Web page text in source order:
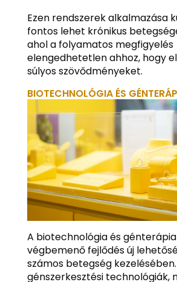
Ezen rendszerek alkalmazása
fontos lehet krónikus
ahol a folyamatos megfigyelés
elengedhetetlen ahhoz, hogy
súlyos szövődményeket.
BIOTECHNOLÓGIA ÉS
A biotechnológia és
végbemenő fejlődés új
számos betegség
génszerkesztési technológiák,